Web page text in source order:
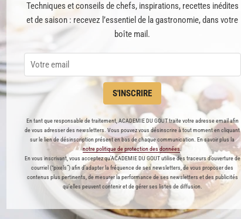
Techniques et conseils de chefs, inspirations, recettes inédites
et de saison : recevez l’essentiel de la gastronomie, dans votre
boîte mail.
S'INSCRIRE
En tant que responsable de traitement, ACADEMIE DU GOUT traite votre adresse email afin
de vous adresser des newsletters. Vous pouvez vous désinscrire à tout moment en cliquant
sur le lien de désinscription présent en bas de chaque communication. En savoir plus la
notre politique de protection des données.
En vous inscrivant, vous acceptez qu'ACADEMIE DU GOUT utilise des traceurs d’ouverture de
courriel (“pixels”) afin d’adapter la fréquence de ses newsletters, de vous proposer des
contenus plus pertinents, de mesurer la performance de ses newsletters et des publicités
qu’elles peuvent contenir et de gérer ses listes de diffusion.
PREMIUM
ACCESSIBLE !
pâtisserie